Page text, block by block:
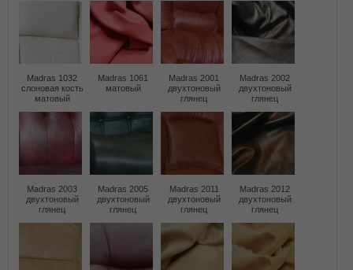
Madras 1032
слоновая кость
матовый
Madras 1061
матовый
Madras 2001
двухтоновый
глянец
Madras 2002
двухтоновый
глянец
Madras 2003
двухтоновый
глянец
Madras 2005
двухтоновый
глянец
Madras 2011
двухтоновый
глянец
Madras 2012
двухтоновый
глянец